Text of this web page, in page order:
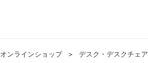
オンラインショップ ＞ デスク・デスクチェア